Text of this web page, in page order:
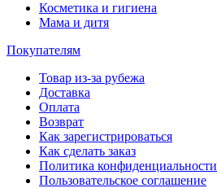
Косметика и гигиена
Мама и дитя
Покупателям
Товар из-за рубежа
Доставка
Оплата
Возврат
Как зарегистрироваться
Как сделать заказ
Политика конфиденциальности
Пользовательское соглашение